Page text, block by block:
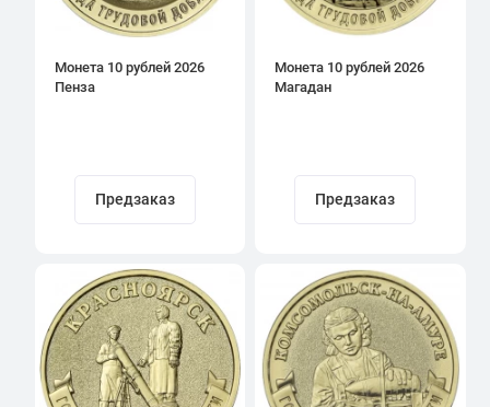
Монета 10 рублей 2026
Пенза
Предзаказ
Монета 10 рублей 2026
Магадан
Предзаказ